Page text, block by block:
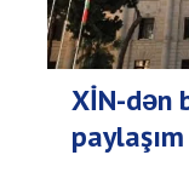
XİN-dən
paylaşım